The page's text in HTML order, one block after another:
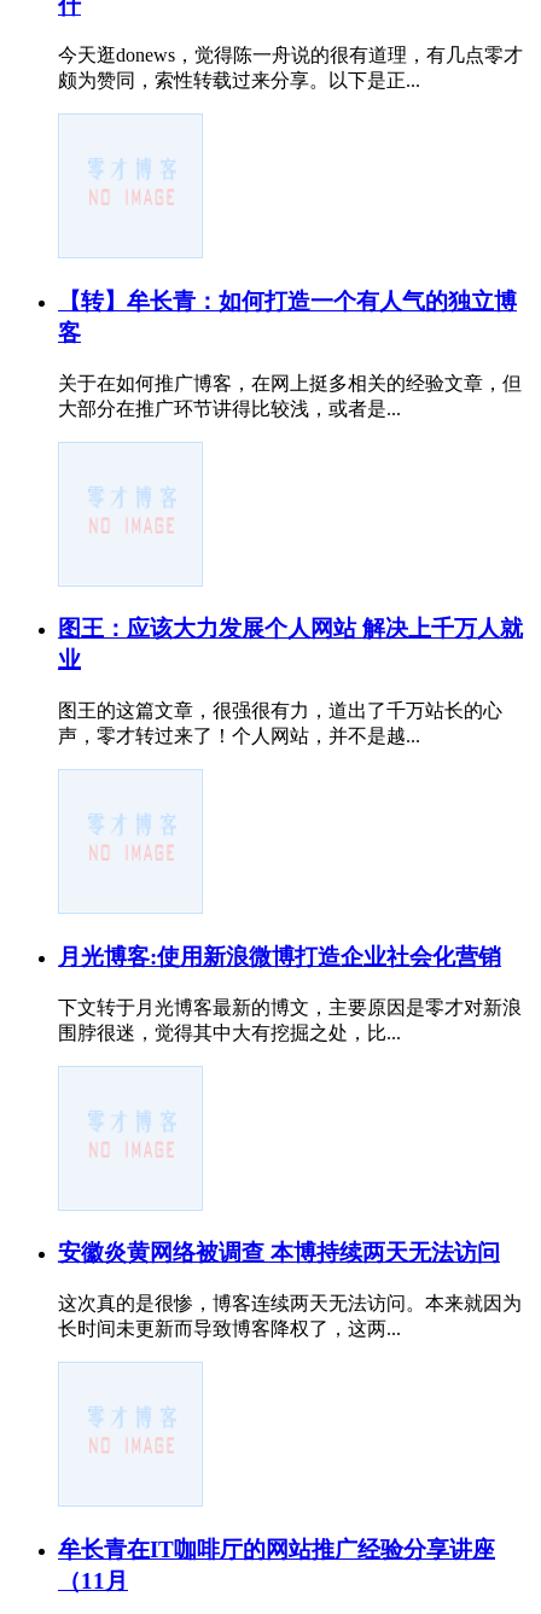
今天逛donews，觉得陈一舟说的很有道理，有几点零才
颇为赞同，索性转载过来分享。以下是正...
【转】牟长青：如何打造一个有人气的独立博
客
关于在如何推广博客，在网上挺多相关的经验文章，但
大部分在推广环节讲得比较浅，或者是...
图王：应该大力发展个人网站 解决上千万人就
业
图王的这篇文章，很强很有力，道出了千万站长的心
声，零才转过来了！个人网站，并不是越...
月光博客:使用新浪微博打造企业社会化营销
下文转于月光博客最新的博文，主要原因是零才对新浪
围脖很迷，觉得其中大有挖掘之处，比...
安徽炎黄网络被调查 本博持续两天无法访问
这次真的是很惨，博客连续两天无法访问。本来就因为
长时间未更新而导致博客降权了，这两...
牟长青在IT咖啡厅的网站推广经验分享讲座
（11月